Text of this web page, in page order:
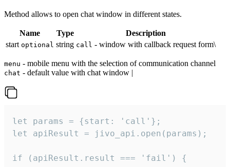
Method allows to open chat window in different states.
Name Type
Description
start optional string call - window with callback request form\
menu - mobile menu with the selection of communication channel
chat - default value with chat window |
let params = {start: 'call'};
let apiResult = jivo_api.open(params);
if (apiResult.result === 'fail') {